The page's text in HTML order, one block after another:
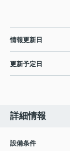
情報更新日
更新予定日
詳細情報
設備条件